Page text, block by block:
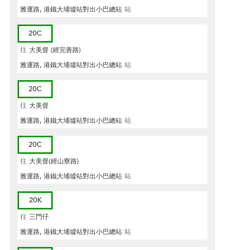
雅運路, 港鐵大埔墟站對出小巴總站 站
20C
往 大美督 (經完善路)
雅運路, 港鐵大埔墟站對出小巴總站 站
20C
往 大美督
雅運路, 港鐵大埔墟站對出小巴總站 站
20C
往 大美督(經山寮路)
雅運路, 港鐵大埔墟站對出小巴總站 站
20K
往 三門仔
雅運路, 港鐵大埔墟站對出小巴總站 站